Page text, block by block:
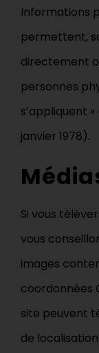
Informations
permettent,
directement
personnes
s’appliquent
janvier 1978).
Si vous
vous
images
coordonnées
site peuvent
de